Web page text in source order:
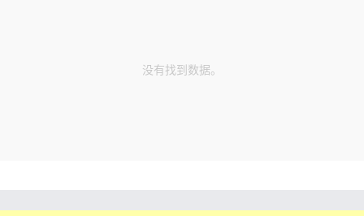
没有找到数据。